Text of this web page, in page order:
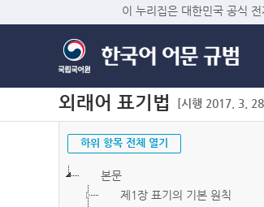
이 누리집은 대한민국 공식
외래어 표기법 [시행 2017. 3.
하위 항목 전체 열기
본문
제1장 표기의 기본 원칙